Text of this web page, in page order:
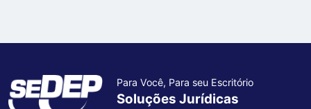
Para Você, Para seu Escritório
Soluções Jurídicas